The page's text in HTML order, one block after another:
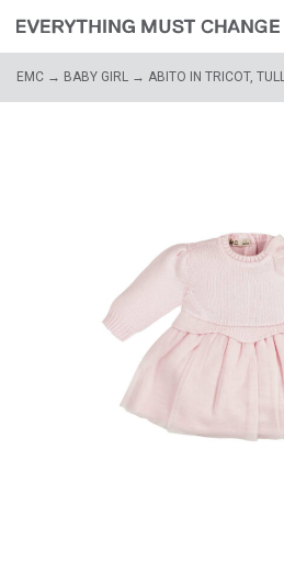
EMC → BABY GIRL → ABITO IN TRICOT,